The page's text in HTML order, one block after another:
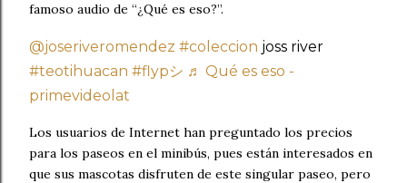
famoso audio de “¿Qué es eso?”.
@joseriveromendez #coleccion joss river
#teotihuacan #flypシ ♬ Qué es eso -
primevideolat
Los usuarios de Internet han preguntado los precios
para los paseos en el minibús, pues están interesados en
que sus mascotas disfruten de este singular paseo, pero